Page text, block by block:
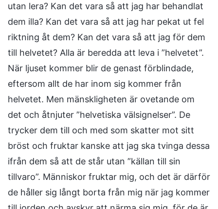
utan lera? Kan det vara så att jag har behandlat
dem illa? Kan det vara så att jag har pekat ut fel
riktning åt dem? Kan det vara så att jag för dem
till helvetet? Alla är beredda att leva i ”helvetet”.
När ljuset kommer blir de genast förblindade,
eftersom allt de har inom sig kommer från
helvetet. Men mänskligheten är ovetande om
det och åtnjuter ”helvetiska välsignelser”. De
trycker dem till och med som skatter mot sitt
bröst och fruktar kanske att jag ska tvinga dessa
ifrån dem så att de står utan ”källan till sin
tillvaro”. Människor fruktar mig, och det är därför
de håller sig långt borta från mig när jag kommer